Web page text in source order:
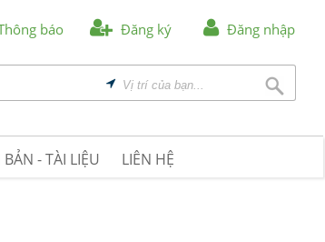
báo Đăng ký Đăng nhập
- TÀI LIỆU LIÊN HỆ